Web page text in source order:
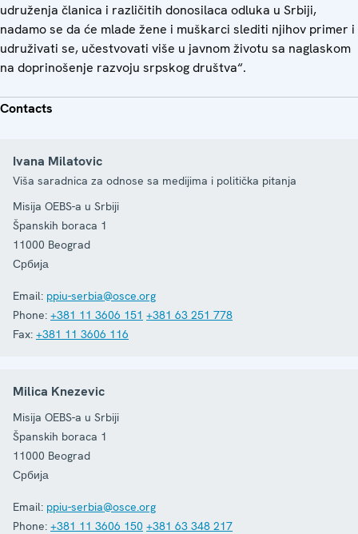
udruženja članica i različitih donosilaca odluka u Srbiji,
nadamo se da će mlade žene i muškarci slediti njihov primer i
udruživati se, učestvovati više u javnom životu sa naglaskom
na doprinošenje razvoju srpskog društva“.
Contacts
Ivana Milatovic
Viša saradnica za odnose sa medijima i politička pitanja
Misija OEBS-a u Srbiji
Španskih boraca 1
11000 Beograd
Србија
Email: ppiu-serbia@osce.org
Phone: +381 11 3606 151 +381 63 251 778
Fax: +381 11 3606 116
Milica Knezevic
Misija OEBS-a u Srbiji
Španskih boraca 1
11000 Beograd
Србија
Email: ppiu-serbia@osce.org
Phone: +381 11 3606 150 +381 63 348 217